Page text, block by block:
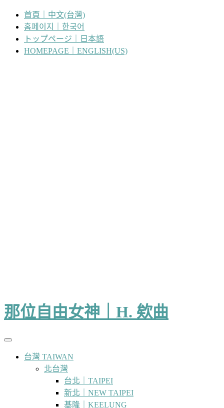
首頁｜中文(台灣)
홈페이지｜한국어
トップページ｜日本語
HOMEPAGE｜ENGLISH(US)
那位自由女神｜H. 欸曲
台灣 TAIWAN
北台灣
台北｜TAIPEI
新北｜NEW TAIPEI
基隆｜KEELUNG